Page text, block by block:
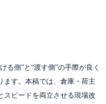
る側”と“渡す側”の手際が良く
ます。本稿では、倉庫・荷主
スピードを両立させる現場改